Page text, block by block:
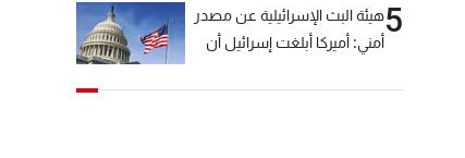
5هيئة البث الإسرائيلية عن مصدر
أمني: أميركا أبلغت إسرائيل أن